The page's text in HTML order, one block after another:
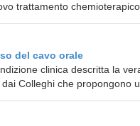
trattamento chemioterapico
del cavo orale
clinica descritta la
Colleghi che propongono